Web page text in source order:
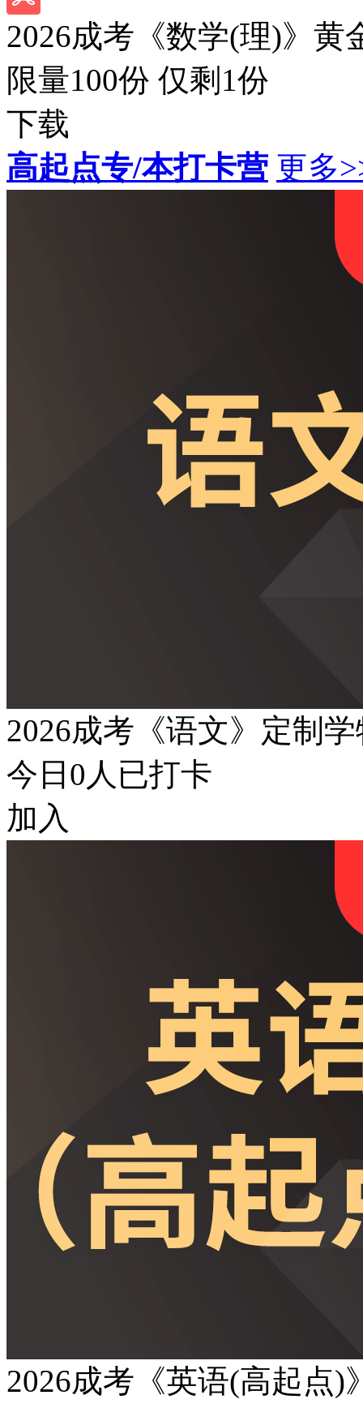
2026成考《数学(理)》黄
限量100份 仅剩 1份
下载
高起点专/本打卡营 更多
2026成考《语文》定制
今日 0 人已打卡
加入
2026成考《英语(高起点)